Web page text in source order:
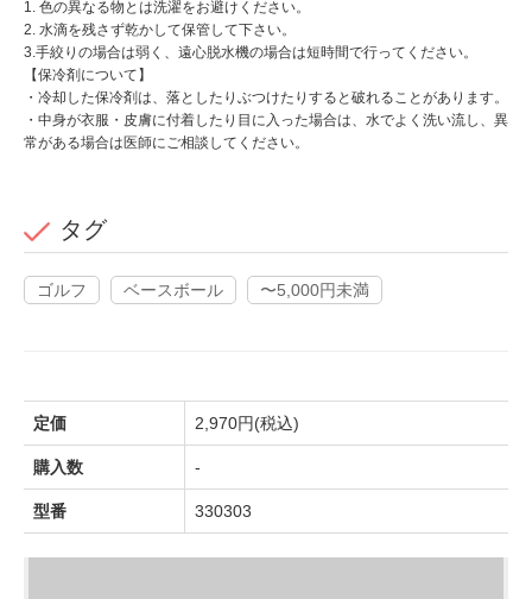
1. 色の異なる物とは洗濯をお避けください。
2. 水滴を残さず乾かして保管して下さい。
3.手絞りの場合は弱く、遠心脱水機の場合は短時間で行ってください。
【保冷剤について】
・冷却した保冷剤は、落としたりぶつけたりすると破れることがあります。
・中身が衣服・皮膚に付着したり目に入った場合は、水でよく洗い流し、異
常がある場合は医師にご相談してください。
タグ
ゴルフ ベースボール 〜5,000円未満
定価 2,970円(税込)
購入数 -
型番 330303